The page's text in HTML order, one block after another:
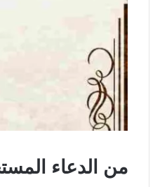
من الدعاء